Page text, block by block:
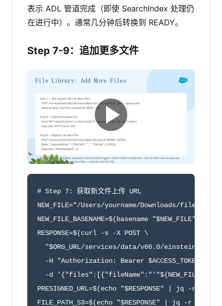
表示 ADL 管道完成（即使 SearchIndex 处理仍
在进行中）。通常几分钟后转换到 READY。
Step 7-9：追加更多文件
# Step 7: 获取新文件上传 URL
NEW_FILE="/Users/yourname/Downloads/file2.pdf"
NEW_FILE_BASENAME=$(basename "$NEW_FILE")
RESPONSE=$(curl -s -X POST \
"$ORG_URL/services/data/v66.0/einstein/
-H "Authorization: Bearer $ACCESS_TOKEN" -H
-d
PRESIGNED_URL=$(echo "$RESPONSE" | jq -r
FILE_PATH_S3=$(echo "$RESPONSE" | jq -r